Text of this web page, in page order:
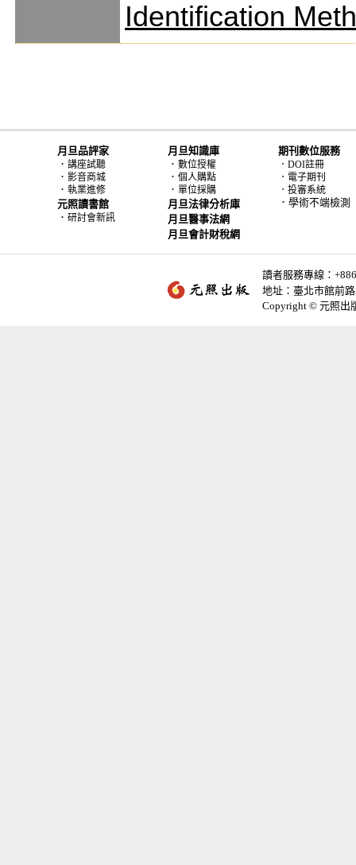
Identification
月旦品評家
． 講座試聽
． 影音商城
． 執業進修
元照讀書館
． 研討會新訊
月旦知識庫
． 數位授權
． 個人購點
． 單位採購
月旦法律分析庫
月旦醫事法網
月旦會計財稅網
期刊數位服務
．DOI註冊
．電子期刊
．投審系統
．學術不端檢測
讀者服務專線：
地址：臺北市館前
Copyright © 元照出